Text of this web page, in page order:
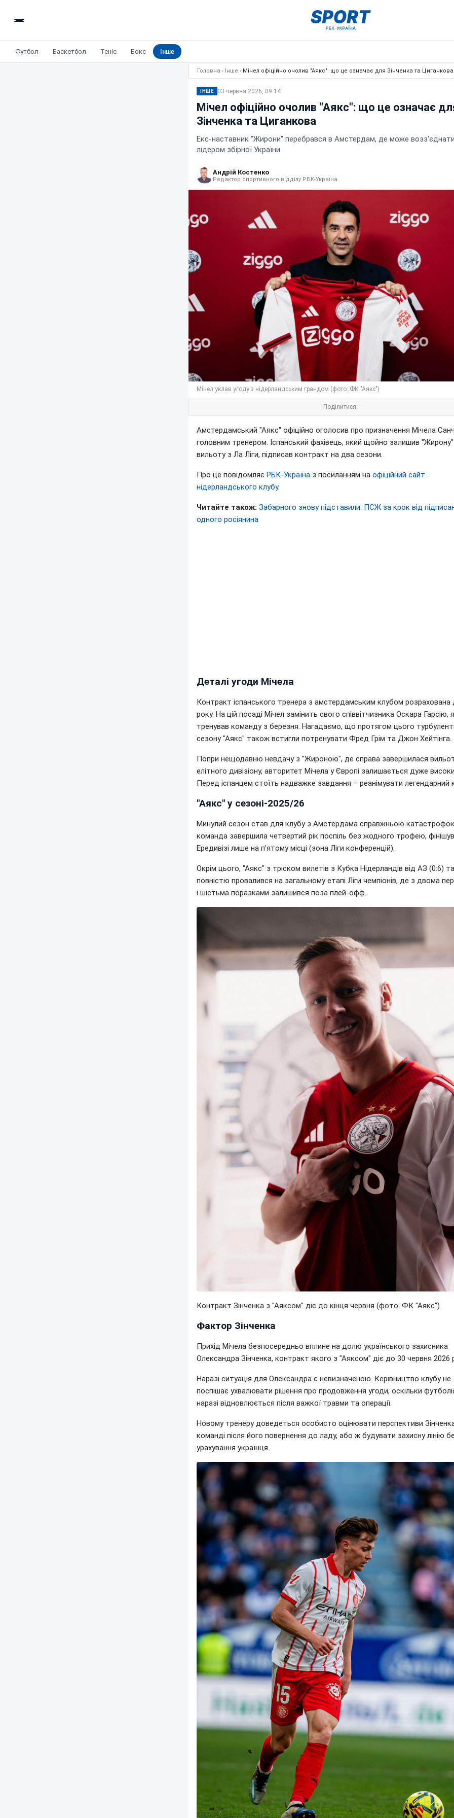
Футбол Баскетбол Теніс Бокс Інше
Головна › Інше › Мічел офіційно очолив "Аякс": що це означає для Зінченка та Циганкова
ІНШЕ 03 червня 2026, 09:14
Мічел офіційно очолив "Аякс": що це означає
Зінченка та Циганкова
Екс-наставник "Жирони" перебрався в Амстердам, де може
лідером збірної України
Андрій Костенко
Редактор спортивного відділу РБК-Україна
Мічел уклав угоду з нідерландським грандом (фото: ФК "Аякс")
Поділитися:
Амстердамський "Аякс" офіційно оголосив про призначення Мічела
головним тренером. Іспанський фахівець, який щойно залишив "Жирону"
вильоту з Ла Ліги, підписав контракт на два сезони.
Про це повідомляє РБК-Україна з посиланням на офіційний сайт
нідерландського клубу.
Читайте також: Забарного знову підставили: ПСЖ за крок від
одного росіянина
Деталі угоди Мічела
Контракт іспанського тренера з амстердамським клубом розрахована
року. На цій посаді Мічел замінить свого співвітчизника Оскара Гарсію,
тренував команду з березня. Нагадаємо, що протягом цього
сезону "Аякс" також встигли потренувати Фред Грім та Джон Хейтінга.
Попри нещодавню невдачу з "Жироною", де справа завершилася
елітного дивізіону, авторитет Мічела у Європі залишається дуже
Перед іспанцем стоїть надважке завдання – реанімувати легендарний
"Аякс" у сезоні-2025/26
Минулий сезон став для клубу з Амстердама справжньою
команда завершила четвертий рік поспіль без жодного трофею,
Ередивізі лише на п'ятому місці (зона Ліги конференцій).
Окрім цього, "Аякс" з тріском вилетів з Кубка Нідерландів від АЗ (0:6) та
повністю провалився на загальному етапі Ліги чемпіонів, де з двома
і шістьма поразками залишився поза плей-офф.
Контракт Зінченка з "Аяксом" діє до кінця червня (фото: ФК "Аякс")
Фактор Зінченка
Прихід Мічела безпосередньо вплине на долю українського захисника
Олександра Зінченка, контракт якого з "Аяксом" діє до 30 червня 2026
Наразі ситуація для Олександра є невизначеною. Керівництво клубу не
поспішає ухвалювати рішення про продовження угоди, оскільки
наразі відновлюється після важкої травми та операції.
Новому тренеру доведеться особисто оцінювати перспективи
команді після його повернення до ладу, або ж будувати захисну лінію
урахування українця.